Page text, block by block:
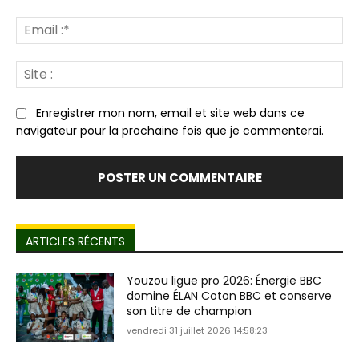
:*
:
Enregistrer mon nom, email et site web dans ce
navigateur pour la prochaine fois que je commenterai.
ARTICLES RÉCENTS
Youzou ligue pro 2026: Énergie BBC
domine ÉLAN Coton BBC et conserve
son titre de champion
vendredi 31 juillet 2026 14:58:23